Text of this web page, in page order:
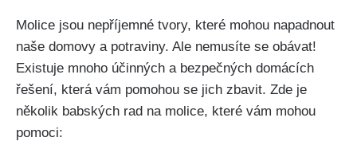
Molice jsou nepříjemné tvory, které mohou napadnout
naše domovy a potraviny. Ale nemusíte‌ se obávat!
Existuje mnoho účinných a bezpečných domácích
řešení,​ která vám pomohou se jich‌ zbavit. ⁤Zde je
několik babských rad na molice, které vám mohou
pomoci: